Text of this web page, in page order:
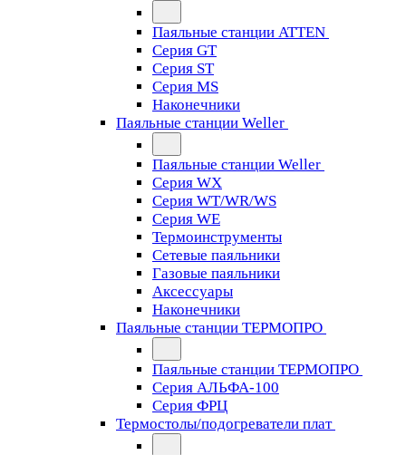
Паяльные станции ATTEN
Серия GT
Серия ST
Серия MS
Наконечники
Паяльные станции Weller
Паяльные станции Weller
Серия WX
Серия WT/WR/WS
Серия WE
Термоинструменты
Сетевые паяльники
Газовые паяльники
Аксессуары
Наконечники
Паяльные станции ТЕРМОПРО
Паяльные станции ТЕРМОПРО
Серия АЛЬФА-100
Серия ФРЦ
Термостолы/подогреватели плат